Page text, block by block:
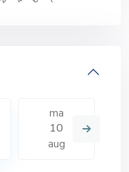
ma
10
aug